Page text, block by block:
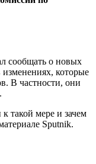
сообщать о новых
изменениях, которые
В частности, они
такой мере и зачем
Sputnik.